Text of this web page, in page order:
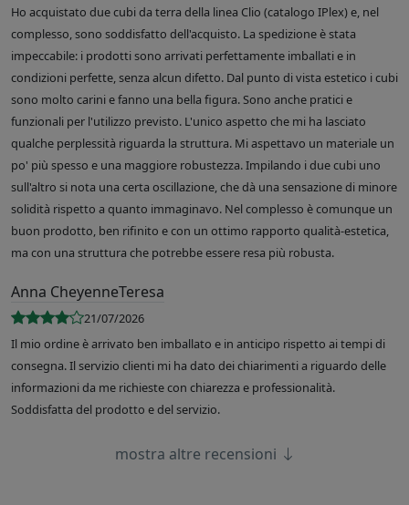
Ho acquistato due cubi da terra della linea Clio (catalogo IPlex) e, nel
complesso, sono soddisfatto dell'acquisto. La spedizione è stata
impeccabile: i prodotti sono arrivati perfettamente imballati e in
condizioni perfette, senza alcun difetto. Dal punto di vista estetico i cubi
sono molto carini e fanno una bella figura. Sono anche pratici e
funzionali per l'utilizzo previsto. L'unico aspetto che mi ha lasciato
qualche perplessità riguarda la struttura. Mi aspettavo un materiale un
po' più spesso e una maggiore robustezza. Impilando i due cubi uno
sull'altro si nota una certa oscillazione, che dà una sensazione di minore
solidità rispetto a quanto immaginavo. Nel complesso è comunque un
buon prodotto, ben rifinito e con un ottimo rapporto qualità-estetica,
ma con una struttura che potrebbe essere resa più robusta.
Anna CheyenneTeresa
21/07/2026
Il mio ordine è arrivato ben imballato e in anticipo rispetto ai tempi di
consegna. Il servizio clienti mi ha dato dei chiarimenti a riguardo delle
informazioni da me richieste con chiarezza e professionalità.
Soddisfatta del prodotto e del servizio.
mostra altre recensioni